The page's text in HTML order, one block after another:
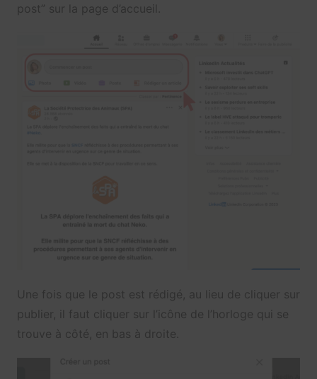
post” sur la page d’accueil.
Une fois que le post est rédigé, au lieu de cliquer sur
publier, il faut cliquer sur l’icône de l’horloge qui se
trouve à côté, en bas à droite.